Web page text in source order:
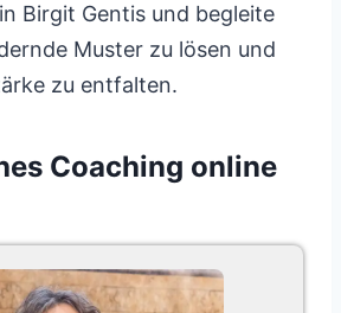
Birgit Gentis und begleite
Muster zu lösen und
zu entfalten.
Coaching online